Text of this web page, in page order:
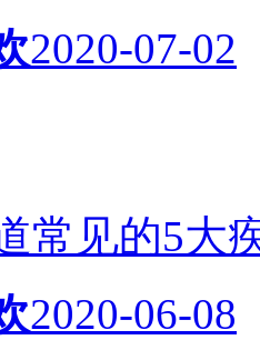
2020-07-02
常见的5大
2020-06-08